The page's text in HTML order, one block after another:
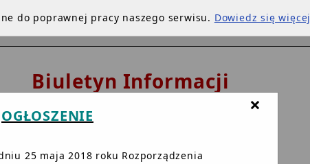
Biuletyn Informacji
Publicznej
Urząd Gminy w
Dziemianach
do poprawnej pracy naszego serwisu. Dowiedz się więcej
×
OGŁOSZENIE
25 maja 2018 roku Rozporządzenia